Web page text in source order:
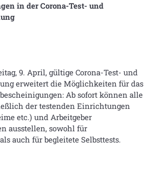
in der Corona-Test- und
9. April, gültige Corona-Test- und
erweitert die Möglichkeiten für das
Ab sofort können alle
der testenden Einrichtungen
etc.) und Arbeitgeber
ausstellen, sowohl für
auch für begleitete Selbsttests.